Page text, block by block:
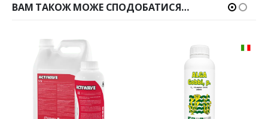
ВАМ ТАКОЖ МОЖЕ СПОДОБАТИСЯ…